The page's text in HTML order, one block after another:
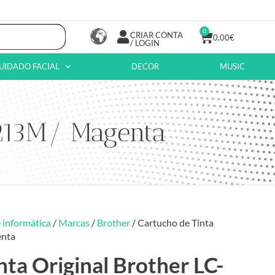
CRIAR CONTA
/ LOGIN
0,00€
0
FACIAL DECOR MUSIC
Magenta
informática / Marcas / Brother / Cartucho de Tinta
Original Brother LC-